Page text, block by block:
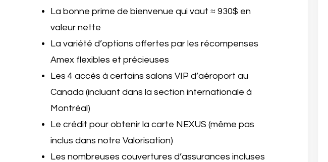
La bonne prime de bienvenue qui vaut ≈ 930$ en
valeur nette
La variété d’options offertes par les récompenses
Amex flexibles et précieuses
Les 4 accès à certains salons VIP d’aéroport au
Canada (incluant dans la section internationale à
Montréal)
Le crédit pour obtenir la carte NEXUS (même pas
inclus dans notre Valorisation)
Les nombreuses couvertures d’assurances incluses